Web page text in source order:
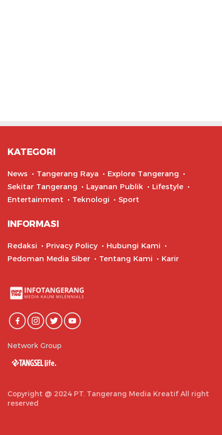
KATEGORI
News Tangerang Raya
Explore Tangerang
Sekitar Tangerang
Layanan Publik
Lifestyle
Entertainment
Teknologi Sport
INFORMASI
Redaksi Privacy Policy
Hubungi Kami
Pedoman Media Siber
Tentang Kami Karir
Network Group
Copyright @ 2024 PT. Tangerang Media Kreatif All right
reserved